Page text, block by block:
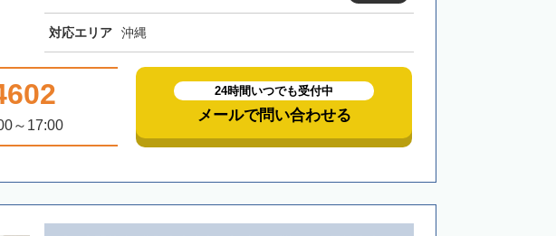
対応エリア 沖縄
～17:00
24時間いつでも受付中
メールで問い合わせる